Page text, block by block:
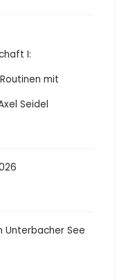
I:
mit
Seidel
Unterbacher See